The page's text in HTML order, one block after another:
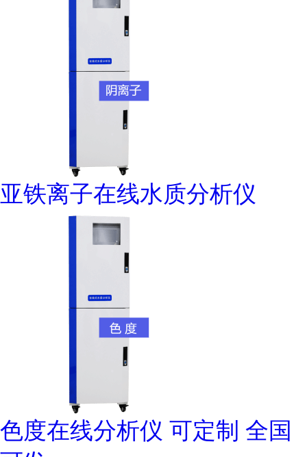
亚铁离子在线水质分析仪
色度在线分析仪 可定制 全国